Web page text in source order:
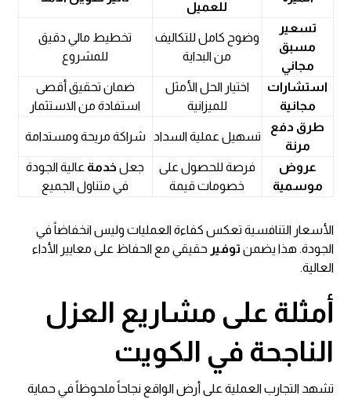
للعميل
تسعير
مسبق
مجاني
وضوح كامل للتكاليف
من البداية
تخطيط مالي دقيق
للمشروع
استشارات
مجانية
اختيار الحل الأمثل
للميزانية
ضمان تحقيق أقصى
استفادة من الاستثمار
طرق دفع
مرنة
تسهيل عملية السداد شراكة مريحة ومستدامة
عروض
موسمية
فرصة للحصول على
خصومات قيمة
جعل خدمة عالية الجودة
في متناول الجميع
الأسعار التنافسية تعكس كفاءة العمليات وليس انخفاضاً في
الجودة. هذا يضمن توفير حقيقي مع الحفاظ على معايير الأداء
العالية.
أمثلة على مشاريع العزل
الناجحة في الكويت
تشهد التجارب العملية على أرض الواقع نجاحاً ملحوظاً في حماية